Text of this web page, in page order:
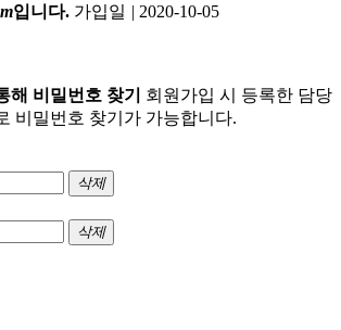
입니다. 가입일 | 2020-10-05
해 비밀번호 찾기
회원가입 시 등록한 담당
비밀번호 찾기가 가능합니다.
삭제
삭제